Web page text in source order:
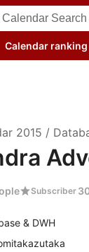
Calendar ranking
2015 /
starSubscriber
& DWH